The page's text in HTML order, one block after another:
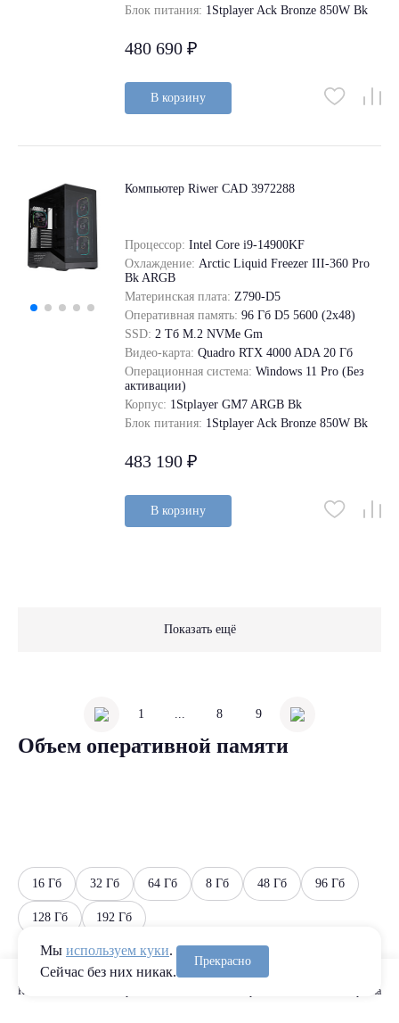
Блок питания: 1Stplayer Ack Bronze 850W Bk
480 690 ₽
В корзину
Компьютер Riwer CAD 3972288
Процессор: Intel Core i9-14900KF
Охлаждение: Arctic Liquid Freezer III-360 Pro
Bk ARGB
Материнская плата: Z790-D5
Оперативная память: 96 Гб D5 5600 (2х48)
SSD: 2 Tб M.2 NVMe Gm
Видео-карта: Quadro RTX 4000 ADA 20 Гб
Операционная система: Windows 11 Pro (Без
активации)
Корпус: 1Stplayer GM7 ARGB Bk
Блок питания: 1Stplayer Ack Bronze 850W Bk
483 190 ₽
В корзину
Показать ещё
1 ... 8 9
Объем оперативной памяти
16 Гб 32 Гб 64 Гб 8 Гб 48 Гб 96 Гб
128 Гб 192 Гб
Каталог Корзина
Мы используем куки.
Сейчас без них никак.
Прекрасно